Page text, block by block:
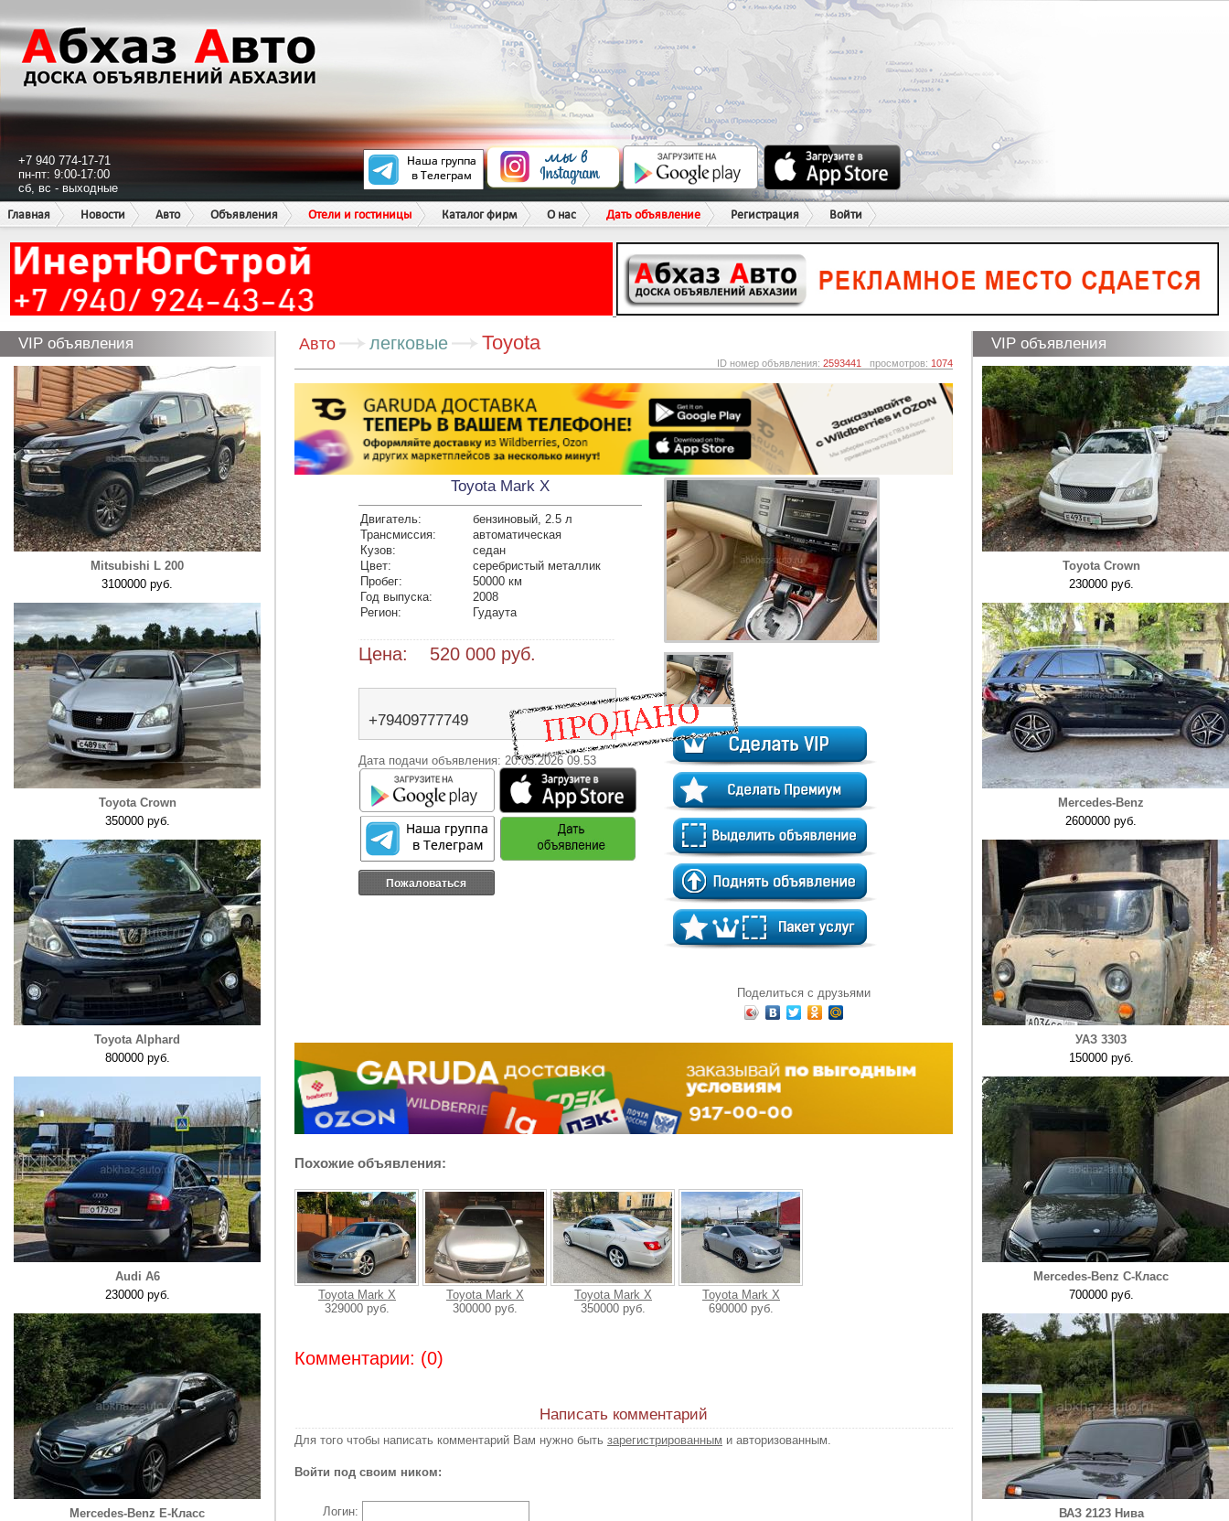
+7 940 774-17-71
пн-пт: 9:00-17:00
сб, вс - выходные
Главная
Новости Авто Объявления Отели и гостиницы Каталог фирм О нас Дать объявление Регистрация Войти
VIP объявления
Mitsubishi L 200
3100000 руб.
Toyota Crown
350000 руб.
Toyota Alphard
800000 руб.
Audi A6
230000 руб.
Mercedes-Benz E-Класс
Авто легковые Toyota
ID номер объявления: 2593441 просмотров: 1074
Toyota Mark X
Двигатель:
бензиновый, 2.5 л
Трансмиссия:
автоматическая
Кузов:
седан
Цвет:
серебристый металлик
Пробег:
50000 км
Год выпуска:
2008
Регион:
Гудаута
Цена: 520 000 руб.
+79409777749
Дата подачи объявления: 20.05.2026 09.53
Пожаловаться
Поделиться с друзьями
Похожие объявления:
Toyota Mark X
329000 руб.
Toyota Mark X
300000 руб.
Toyota Mark X
350000 руб.
Toyota Mark X
690000 руб.
Комментарии: (0)
Написать комментарий
Для того чтобы написать комментарий Вам нужно быть зарегистрированным и авторизованным.
Войти под своим ником:
Логин:
VIP объявления
Toyota Crown
230000 руб.
Mercedes-Benz
2600000 руб.
УАЗ 3303
150000 руб.
Mercedes-Benz C-Класс
700000 руб.
ВАЗ 2123 Нива